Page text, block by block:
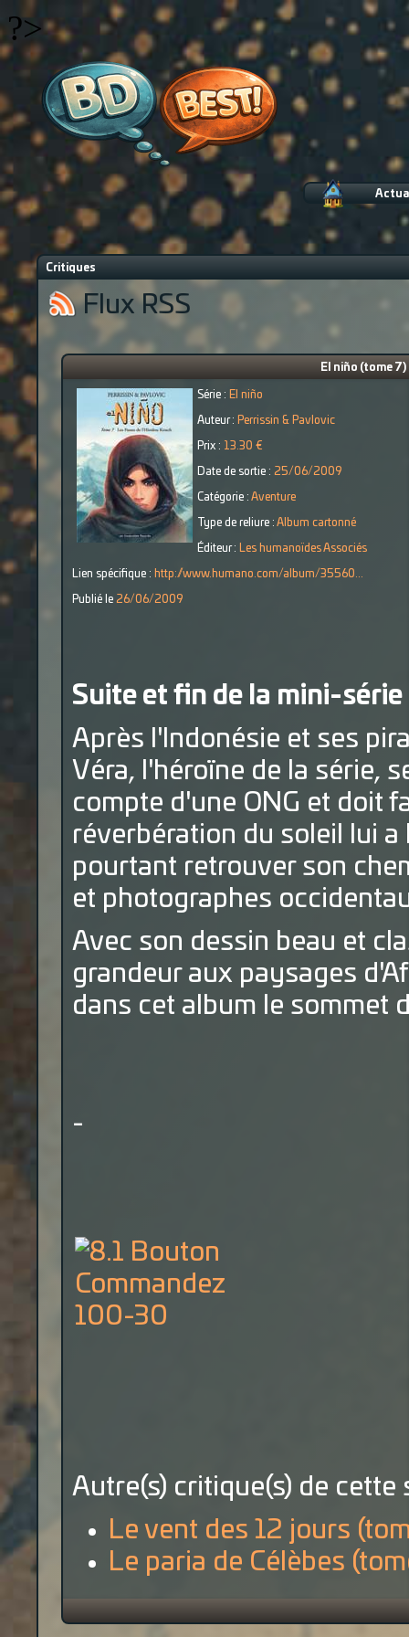
?>
Critiques
Flux RSS
El niño (tome
Série : El niño
Auteur : Perrissin & Pavlovic
Prix : 13.30 €
Date de sortie : 25/06/2009
Catégorie : Aventure
Type de reliure : Album cartonné
Éditeur : Les humanoïdes Associés
Lien spécifique : http://www.humano.com/album/35560...
Publié le 26/06/2009
Suite et fin de la mini-série
Après l'Indonésie et ses
Véra, l'héroïne de la série,
compte d'une ONG et doit
réverbération du soleil lui
pourtant retrouver son
et photographes
Avec son dessin beau et
grandeur aux paysages
dans cet album le sommet
-
Autre(s) critique(s) de cette
Le vent des 12 jours
Le paria de Célèbes